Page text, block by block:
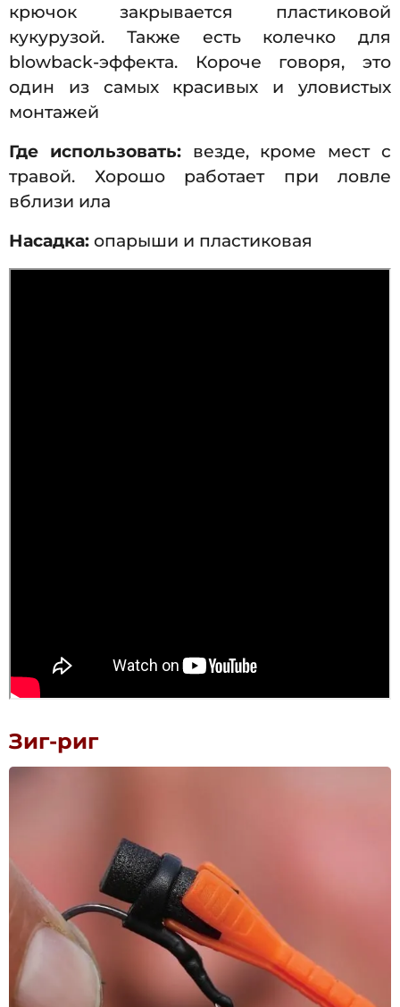
крючок закрывается пластиковой
кукурузой. Также есть колечко для
blowback-эффекта. Короче говоря, это
один из самых красивых и уловистых
монтажей
Где использовать:везде, кроме мест с
травой. Хорошо работает при ловле
вблизи ила
Насадка: опарыши и пластиковая
Зиг-риг